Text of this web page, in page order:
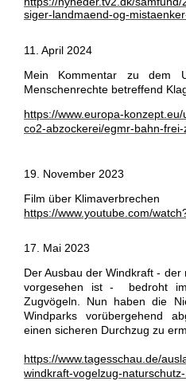
siger-landmaend-og-
11. April 2024
Mein Kommentar zu dem
Menschenrechte betreffend
https://www.europa-
co2-abzockerei/egmr-bahn-
19. November 2023
Film über Klimaverbrechen
https://www.youtube.com/
17. Mai 2023
Der Ausbau der Windkraft -
vorgesehen ist - bedroht
Zugvögeln. Nun haben die
Windparks vorübergehend
einen sicheren Durchzug zu
https://www.tagesschau.de/
windkraft-vogelzug-